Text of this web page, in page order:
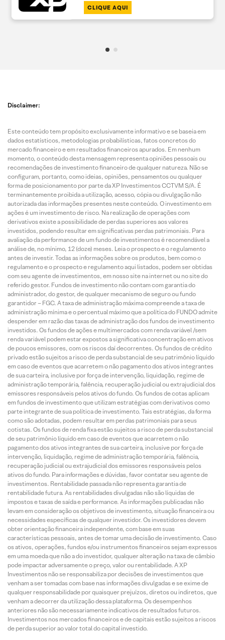
CLIQUE AQUI
Disclaimer:
Este conteúdo tem propósito exclusivamente informativo e se baseia em
dados estatísticos, metodologias probabilísticas, fatos concretos do
mercado financeiro e em resultados financeiros apurados. Em nenhum
momento, o conteúdo desta mensagem representa opiniões pessoais ou
recomendações de investimento financeiro de qualquer natureza. Não se
configuram, portanto, como ideias, opiniões, pensamentos ou qualquer
forma de posicionamento por parte da XP Investimentos CCTVM S/A. É
terminantemente proibida a utilização, acesso, cópia ou divulgação não
autorizada das informações presentes neste conteúdo. O investimento em
ações é um investimento de risco. Na realização de operações com
derivativos existe a possibilidade de perdas superiores aos valores
investidos, podendo resultar em significativas perdas patrimoniais. Para
avaliação da performance de um fundo de investimentos é recomendável a
análise de, no mínimo, 12 (doze) meses. Leia o prospecto e o regulamento
antes de investir. Todas as informações sobre os produtos, bem como o
regulamento e o prospecto e regulamento aqui listados, podem ser obtidas
com seu agente de investimentos, em nosso site na internet ou no site do
referido gestor. Fundos de investimento não contam com garantia do
administrador, do gestor, de qualquer mecanismo de seguro ou fundo
garantidor – FGC. A taxa de administração máxima compreende a taxa de
administração mínima e o percentual máximo que a política do FUNDO admite
despender em razão das taxas de administração dos fundos de investimento
investidos. Os fundos de ações e multimercados com renda variável /sem
renda variável podem estar expostos a significativa concentração em ativos
de poucos emissores, com os riscos daí decorrentes. Os fundos de crédito
privado estão sujeitos a risco de perda substancial de seu patrimônio líquido
em caso de eventos que acarretem o não pagamento dos ativos integrantes
de sua carteira, inclusive por força de intervenção, liquidação, regime de
administração temporária, falência, recuperação judicial ou extrajudicial dos
emissores responsáveis pelos ativos do fundo. Os fundos de cotas aplicam
em fundos de investimento que utilizam estratégias com derivativos como
parte integrante de sua política de investimento. Tais estratégias, da forma
como são adotadas, podem resultar em perdas patrimoniais para seus
cotistas. Os fundos de renda fixa estão sujeitos a risco de perda substancial
de seu patrimônio líquido em caso de eventos que acarretem o não
pagamento dos ativos integrantes de sua carteira, inclusive por força de
intervenção, liquidação, regime de administração temporária, falência,
recuperação judicial ou extrajudicial dos emissores responsáveis pelos
ativos do fundo. Para informações e dúvidas, favor contatar seu agente de
investimentos. Rentabilidade passada não representa garantia de
rentabilidade futura. As rentabilidades divulgadas não são líquidas de
impostos e taxas de saída e performance. As informações publicadas não
levam em consideração os objetivos de investimento, situação financeira ou
necessidades específicas de qualquer investidor. Os investidores devem
obter orientação financeira independente, com base em suas
características pessoais, antes de tomar uma decisão de investimento. Caso
os ativos, operações, fundos e/ou instrumentos financeiros sejam expressos
em uma moeda que não a do investidor, qualquer alteração na taxa de câmbio
pode impactar adversamente o preço, valor ou rentabilidade. A XP
Investimentos não se responsabiliza por decisões de investimentos que
venham a ser tomadas com base nas informações divulgadas e se exime de
qualquer responsabilidade por quaisquer prejuízos, diretos ou indiretos, que
venham a decorrer da utilização dessa plataforma. Os desempenhos
anteriores não são necessariamente indicativos de resultados futuros.
Investimentos nos mercados financeiros e de capitais estão sujeitos a riscos
de perda superior ao valor total do capital investido.